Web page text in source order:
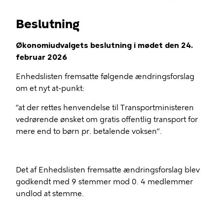
Beslutning
Økonomiudvalgets beslutning i mødet den 24.
februar 2026
Enhedslisten fremsatte følgende ændringsforslag
om et nyt at-punkt:
”at der rettes henvendelse til Transportministeren
vedrørende ønsket om gratis offentlig transport for
mere end to børn pr. betalende voksen”.
Det af Enhedslisten fremsatte ændringsforslag blev
godkendt med 9 stemmer mod 0. 4 medlemmer
undlod at stemme.